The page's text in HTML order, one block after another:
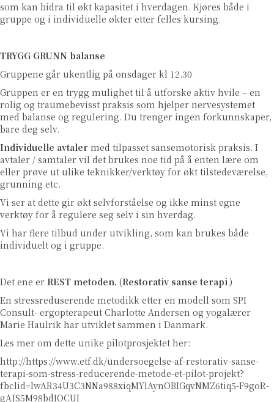
som kan bidra til økt kapasitet i hverdagen. Kjøres både i
gruppe og i individuelle økter etter felles kursing.
TRYGG GRUNN balanse
Gruppene går ukentlig på onsdager kl 12.30
Gruppen er en trygg mulighet til å utforske aktiv hvile – en
rolig og traumebevisst praksis som hjelper nervesystemet
med balanse og regulering. Du trenger ingen forkunnskaper,
bare deg selv.
Individuelle avtaler med tilpasset sansemotorisk praksis. I
avtaler / samtaler vil det brukes noe tid på å enten lære om
eller prøve ut ulike teknikker/verktøy for økt tilstedeværelse,
grunning etc.
Vi ser at dette gir økt selvforståelse og ikke minst egne
verktøy for å regulere seg selv i sin hverdag.
Vi har flere tilbud under utvikling, som kan brukes både
individuelt og i gruppe.
Det ene er REST metoden. (Restorativ sanse terapi.)
En stressreduserende metodikk etter en modell som SPI
Consult- ergopterapeut Charlotte Andersen og yogalærer
Marie Haulrik har utviklet sammen i Danmark.
Les mer om dette unike pilotprosjektet her:
http://https://www.etf.dk/undersoegelse-af-restorativ-sanse-
terapi-som-stress-reducerende-metode-et-pilot-projekt?
fbclid=IwAR34U3C3NNa988xiqMYlAynOBIGqvNMZ6tiq5-F9goR-
gAJS5M98bdIOCUI